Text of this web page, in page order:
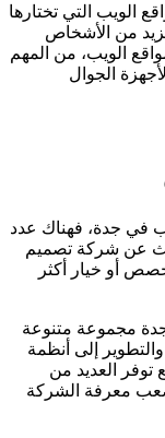
الويب التي تختارها
من الأشخاص
الويب، من المهم
الجوال
في جدة، فهناك عدد
عن شركة تصميم
أو خيار أكثر
مجموعة متنوعة
إلى أنظمة
توفر العديد من
معرفة الشركة